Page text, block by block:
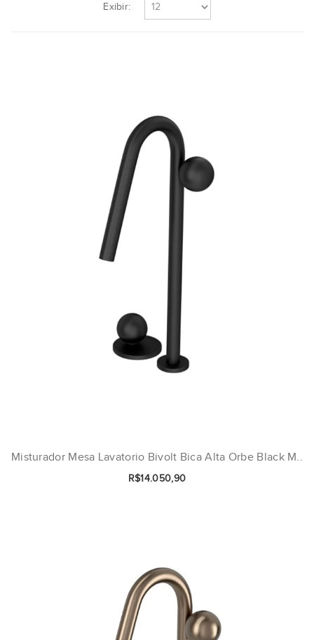
Exibir:
Misturador Mesa Lavatorio Bivolt Bica Alta Orbe Black M..
R$14.050,90